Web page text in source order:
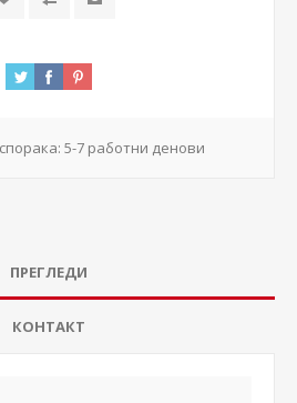
5-7 работни денови
ПРЕГЛЕДИ
КОНТАКТ